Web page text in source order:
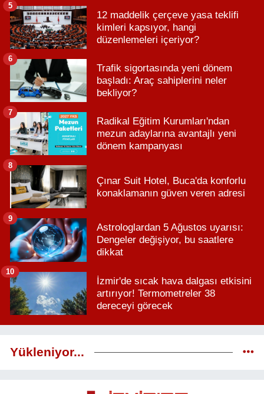
12 maddelik çerçeve yasa teklifi
kimleri kapsıyor, hangi
düzenlemeleri içeriyor?
5
Trafik sigortasında yeni dönem
başladı: Araç sahiplerini neler
bekliyor?
6
Radikal Eğitim Kurumları'ndan
mezun adaylarına avantajlı yeni
dönem kampanyası
7
Çınar Suit Hotel, Buca'da konforlu
konaklamanın güven veren adresi
8
Astrologlardan 5 Ağustos uyarısı:
Dengeler değişiyor, bu saatlere
dikkat
9
İzmir'de sıcak hava dalgası etkisini
artırıyor! Termometreler 38
dereceyi görecek
10
Yükleniyor...